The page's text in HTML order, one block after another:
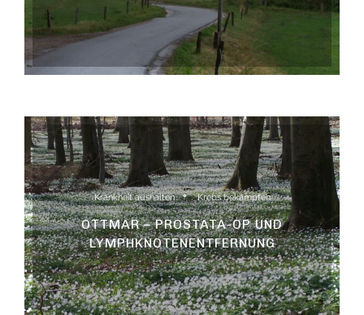
Krankheit aushalten Krebs bekämpfen
OTTMAR – PROSTATA-OP UND
LYMPHKNOTENENTFERNUNG